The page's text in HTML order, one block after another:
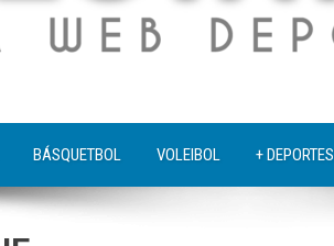
BÁSQUETBOL VOLEIBOL + DEPORTES